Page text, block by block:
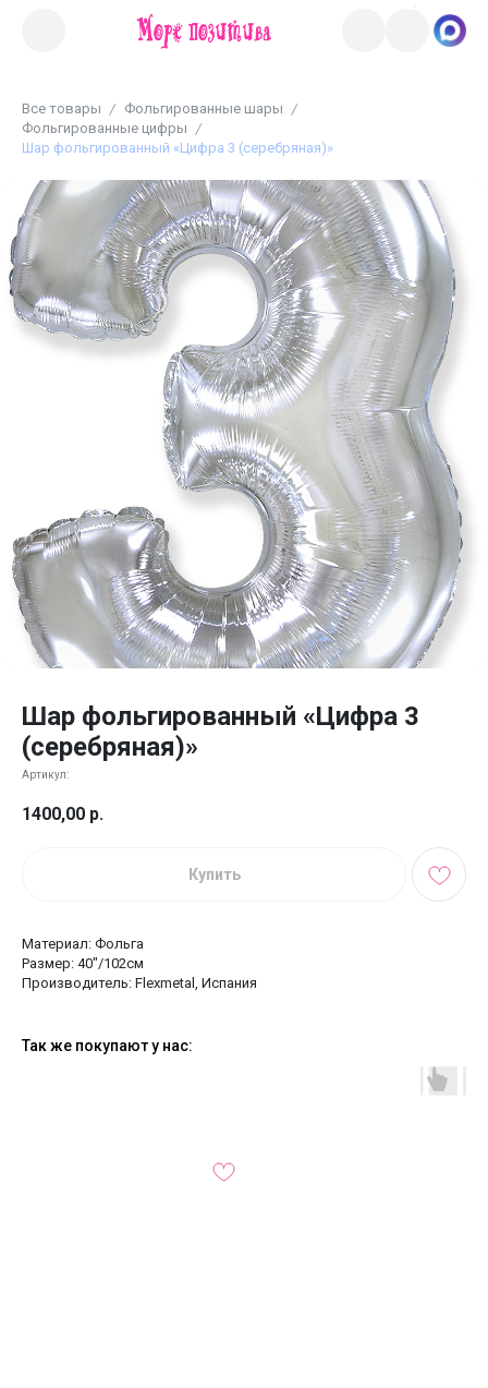
Все товары
Фольгированные шары
Фольгированные цифры
Шар фольгированный «Цифра 3 (серебряная)»
Шар фольгированный «Цифра 3
(серебряная)»
Артикул:
1400,00 р.
Купить
Материал: Фольга
Размер: 40"/102см
Производитель: Flexmetal, Испания
Так же покупают у нас: